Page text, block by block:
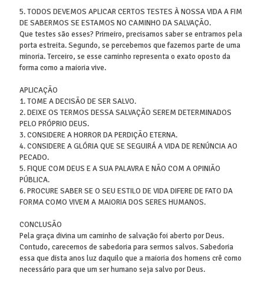
5. TODOS DEVEMOS APLICAR CERTOS TESTES À NOSSA VIDA A FIM
DE SABERMOS SE ESTAMOS NO CAMINHO DA SALVAÇÃO.
Que testes são esses? Primeiro, precisamos saber se entramos pela
porta estreita. Segundo, se percebemos que fazemos parte de uma
minoria. Terceiro, se esse caminho representa o exato oposto da
forma como a maioria vive.
APLICAÇÃO
1. TOME A DECISÃO DE SER SALVO.
2. DEIXE OS TERMOS DESSA SALVAÇÃO SEREM DETERMINADOS
PELO PRÓPRIO DEUS.
3. CONSIDERE A HORROR DA PERDIÇÃO ETERNA.
4. CONSIDERE A GLÓRIA QUE SE SEGUIRÁ A VIDA DE RENÚNCIA AO
PECADO.
5. FIQUE COM DEUS E A SUA PALAVRA E NÃO COM A OPINIÃO
PÚBLICA.
6. PROCURE SABER SE O SEU ESTILO DE VIDA DIFERE DE FATO DA
FORMA COMO VIVEM A MAIORIA DOS SERES HUMANOS.
CONCLUSÃO
Pela graça divina um caminho de salvação foi aberto por Deus.
Contudo, carecemos de sabedoria para sermos salvos. Sabedoria
essa que dista anos luz daquilo que a maioria dos homens crê como
necessário para que um ser humano seja salvo por Deus.